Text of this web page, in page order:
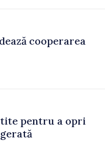
cooperarea
pentru a opri